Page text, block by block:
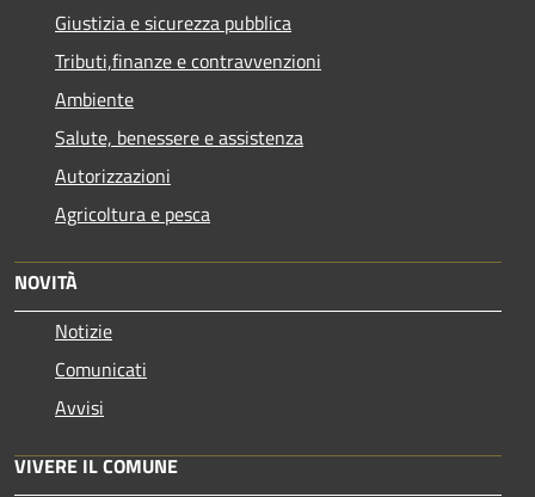
Giustizia e sicurezza pubblica
Tributi,finanze e contravvenzioni
Ambiente
Salute, benessere e assistenza
Autorizzazioni
Agricoltura e pesca
NOVITÀ
Notizie
Comunicati
Avvisi
VIVERE IL COMUNE